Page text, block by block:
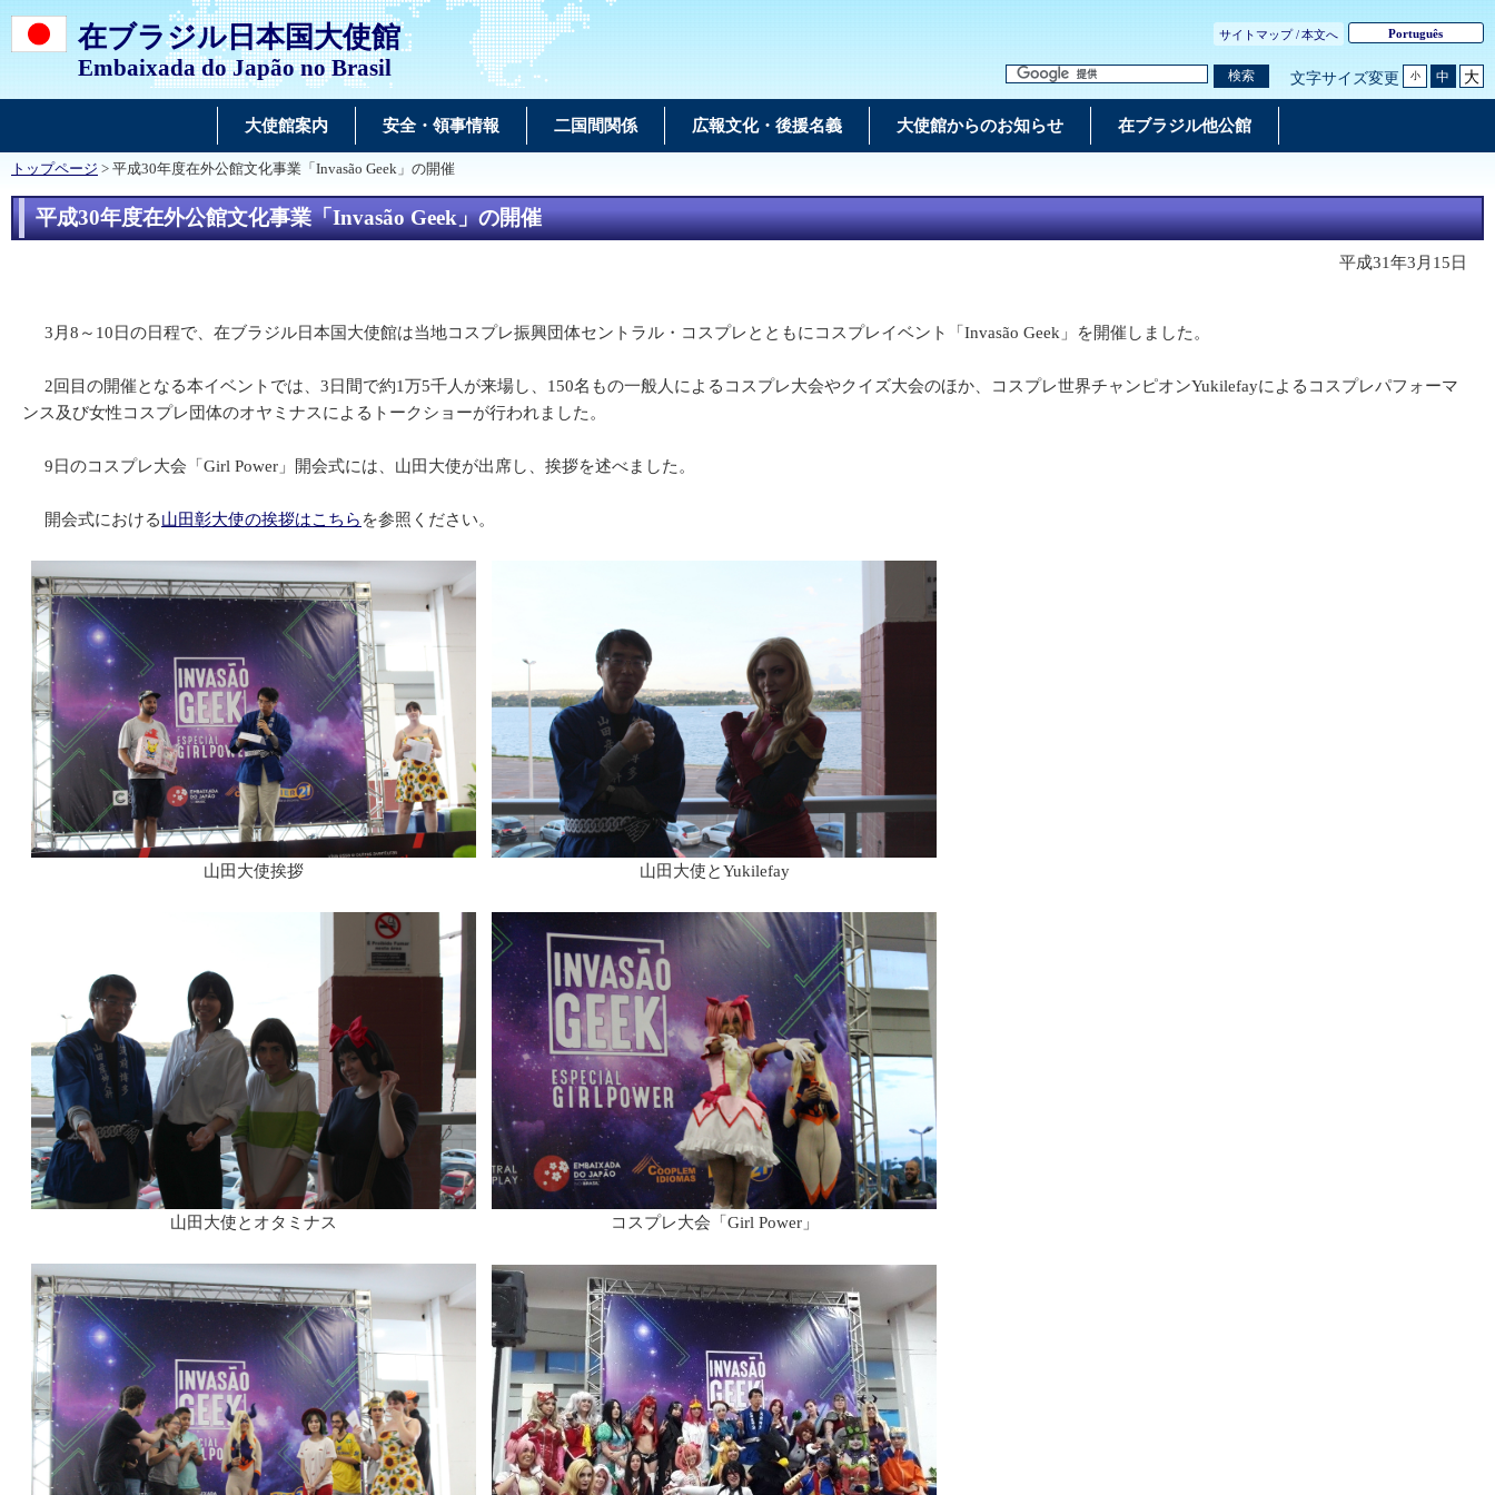
在ブラジル日本国大使館
Embaixada do Japão no Brasil
サイトマップ /本文へ Português
検索 文字サイズ変更 小 中 大
大使館案内 安全・領事情報 二国間関係 広報文化・後援名義 大使館からのお知らせ 在ブラジル他公館
トップページ > 平成30年度在外公館文化事業「Invasão Geek」の開催
平成30年度在外公館文化事業「Invasão Geek」の開催
平成31年3月15日
3月8～10日の日程で、在ブラジル日本国大使館は当地コスプレ振興団体セントラル・コスプレとともにコスプレイベント「Invasão Geek」を開催しました。
2回目の開催となる本イベントでは、3日間で約1万5千人が来場し、150名もの一般人によるコスプレ大会やクイズ大会のほか、コスプレ世界チャンピオンYukilefayによるコスプレパフォーマ
ンス及び女性コスプレ団体のオヤミナスによるトークショーが行われました。
9日のコスプレ大会「Girl Power」開会式には、山田大使が出席し、挨拶を述べました。
開会式における山田彰大使の挨拶はこちら を参照ください。
山田大使挨拶 山田大使とYukilefay
山田大使とオタミナス コスプレ大会「Girl Power」